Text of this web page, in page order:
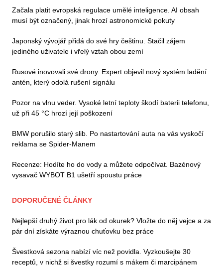
Začala platit evropská regulace umělé inteligence. AI obsah
musí být označený, jinak hrozí astronomické pokuty
Japonský vývojář přidá do své hry češtinu. Stačil zájem
jediného uživatele i vřelý vztah obou zemí
Rusové inovovali své drony. Expert objevil nový systém ladění
antén, který odolá rušení signálu
Pozor na vlnu veder. Vysoké letní teploty škodí baterii telefonu,
už při 45 °C hrozí její poškození
BMW porušilo starý slib. Po nastartování auta na vás vyskočí
reklama se Spider-Manem
Recenze: Hodíte ho do vody a můžete odpočívat. Bazénový
vysavač WYBOT B1 ušetří spoustu práce
DOPORUČENÉ ČLÁNKY
Nejlepší druhý život pro lák od okurek? Vložte do něj vejce a za
pár dní získáte výraznou chuťovku bez práce
Švestková sezona nabízí víc než povidla. Vyzkoušejte 30
receptů, v nichž si švestky rozumí s mákem či marcipánem